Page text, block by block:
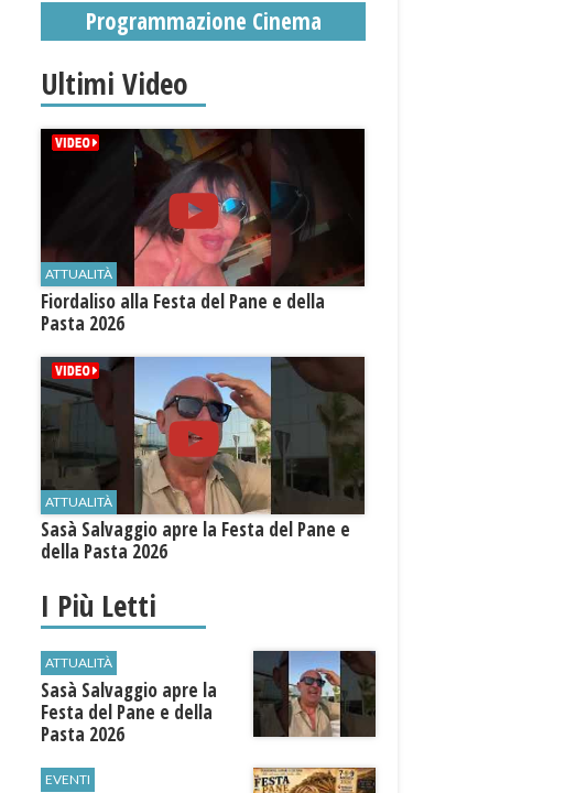
Programmazione Cinema
Ultimi Video
ATTUALITÀ
Fiordaliso alla Festa del Pane e della
Pasta 2026
ATTUALITÀ
Sasà Salvaggio apre la Festa del Pane e
della Pasta 2026
I Più Letti
ATTUALITÀ
Sasà Salvaggio apre la
Festa del Pane e della
Pasta 2026
EVENTI